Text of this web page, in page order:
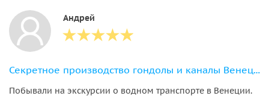
Андрей
Секретное производство гондолы и каналы Венеции
Побывали на экскурсии о водном транспорте в Венеции.